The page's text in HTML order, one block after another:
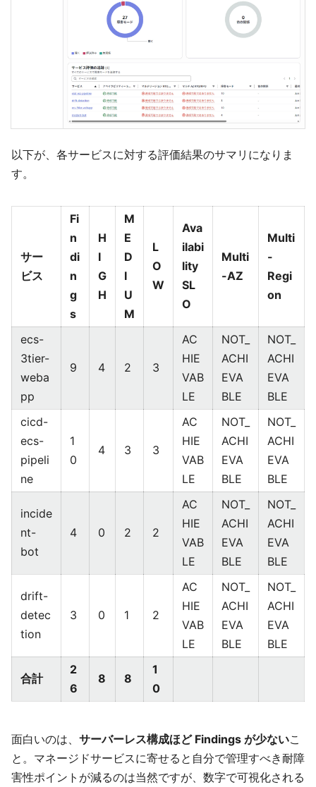
以下が、各サービスに対する評価結果のサマリになりま
す。
サー
ビス
Fi
n
di
n
g
s
H
I
G
H
M
E
D
I
U
M
L
O
W
Ava
ilabi
lity
SL
O
Multi
-AZ
Multi
-
Regi
on
ecs-
3tier-
weba
pp
9 4 2 3
AC
HIE
VAB
LE
NOT_
ACHI
EVA
BLE
NOT_
ACHI
EVA
BLE
cicd-
ecs-
pipeli
ne
1
0
4 3 3
AC
HIE
VAB
LE
NOT_
ACHI
EVA
BLE
NOT_
ACHI
EVA
BLE
incide
nt-
bot
4 0 2 2
AC
HIE
VAB
LE
NOT_
ACHI
EVA
BLE
NOT_
ACHI
EVA
BLE
drift-
detec
tion
3 0 1 2
AC
HIE
VAB
LE
NOT_
ACHI
EVA
BLE
NOT_
ACHI
EVA
BLE
合計
2
6
8 8
1
0
面白いのは、 サーバーレス構成ほど Findings が少ないこ
と。マネージドサービスに寄せると自分で管理すべき耐障
害性ポイントが減るのは当然ですが、数字で可視化される